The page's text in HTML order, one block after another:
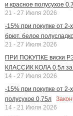
и красное полусухое
21 - 27 Июля 2026
-15% при покупке от
брют. белое
21 - 27 Июля 2026
ПРИ ПОКУПКЕ виски
КЛАССИК КОЛА 0,5л за
14 - 27 Июля 2026
-15% при покупке от
полусухое 0,75л
14 - 21 Июля 2026